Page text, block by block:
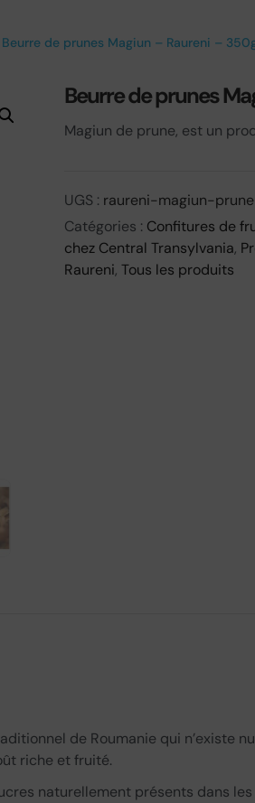
Beurre de prunes Magiun – Raureni –
Beurre de prunes
Magiun de prune, est un
UGS : raureni-magiun-
Catégories : Confitures de
chez Central Transylvania,
Raureni, Tous les produits
de Roumanie qui n’existe
riche et fruité.
naturellement présents dans les